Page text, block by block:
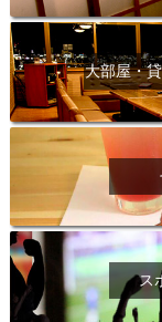
大部屋・
ス